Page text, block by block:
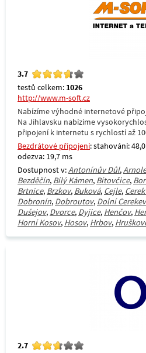
3.7
testů celkem: 1026
http://www.m-soft.cz
Nabízíme výhodné internetové
Na Jihlavsku nabízíme
připojení k internetu s rychlostí až
Bezdrátové připojení: stahování:
odezva: 19,7 ms
Dostupnost v:Antonínův Důl,
Bezděčín, Bílý Kámen, Bítovčice,
Brtnice, Brzkov, Buková, Cejle,
Dobronín, Dobroutov, Dolní Cerekev
Dušejov, Dvorce, Dyjice, Henčov,
Horní Kosov, Hosov, Hrbov,
2.7